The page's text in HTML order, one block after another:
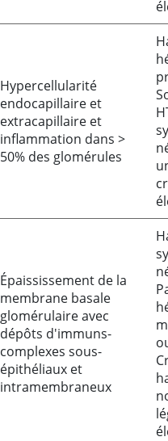
Hypercellularité
endocapillaire et
extracapillaire et
inflammation dans >
50% des glomérules
Épaississement de la
membrane basale
glomérulaire avec
dépôts d'immuns-
complexes sous-
épithéliaux et
intramembraneux